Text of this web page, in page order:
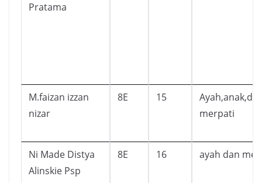
Pratama
M.faizan izzan
nizar
8E 15
merpati
Ni Made Distya
Alinskie Psp
8E 16 ayah dan